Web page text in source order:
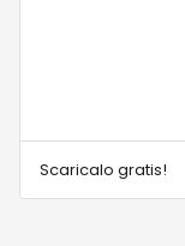
Scaricalo gratis!